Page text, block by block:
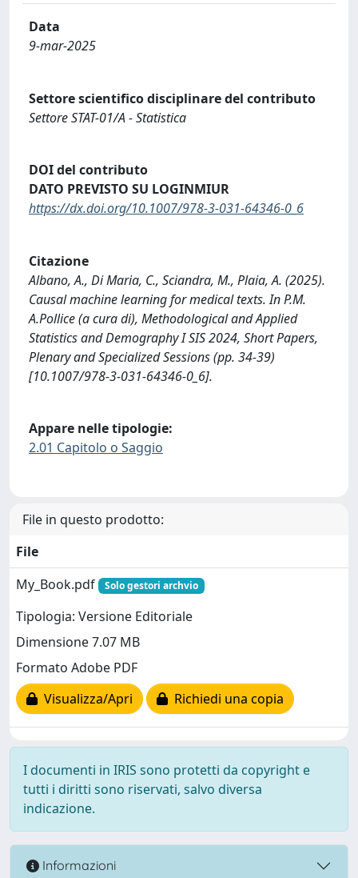
Data
9-mar-2025
Settore scientifico disciplinare del contributo
Settore STAT-01/A - Statistica
DOI del contributo
DATO PREVISTO SU LOGINMIUR
https://dx.doi.org/10.1007/978-3-031-64346-0_6
Citazione
Albano, A., Di Maria, C., Sciandra, M., Plaia, A. (2025).
Causal machine learning for medical texts. In P.M.
A.Pollice (a cura di), Methodological and Applied
Statistics and Demography I SIS 2024, Short Papers,
Plenary and Specialized Sessions (pp. 34-39)
[10.1007/978-3-031-64346-0_6].
Appare nelle tipologie:
2.01 Capitolo o Saggio
File in questo prodotto:
File
My_Book.pdf
Solo gestori archvio
Tipologia: Versione Editoriale
Dimensione 7.07 MB
Formato Adobe PDF
Visualizza/Apri
Richiedi una copia
I documenti in IRIS sono protetti da copyright e
tutti i diritti sono riservati, salvo diversa
indicazione.
Informazioni